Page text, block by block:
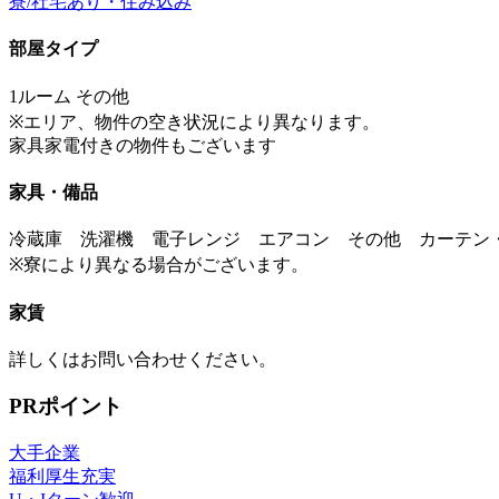
部屋タイプ
1ルーム その他
※エリア、物件の空き状況により異なります。
家具家電付きの物件もございます
家具・備品
冷蔵庫 洗濯機 電子レンジ エアコン その他 カーテン
※寮により異なる場合がございます。
家賃
詳しくはお問い合わせください。
PRポイント
大手企業
福利厚生充実